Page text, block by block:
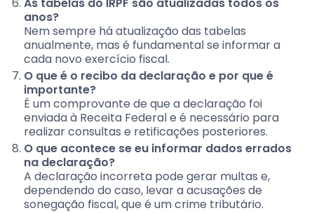
anos?
Nem sempre há atualização das tabelas
anualmente, mas é fundamental se informar a
cada novo exercício fiscal.
O que é o recibo da declaração e por que é
importante?
É um comprovante de que a declaração foi
enviada à Receita Federal e é necessário para
realizar consultas e retificações posteriores.
O que acontece se eu informar dados errados
na declaração?
A declaração incorreta pode gerar multas e,
dependendo do caso, levar a acusações de
sonegação fiscal, que é um crime tributário.